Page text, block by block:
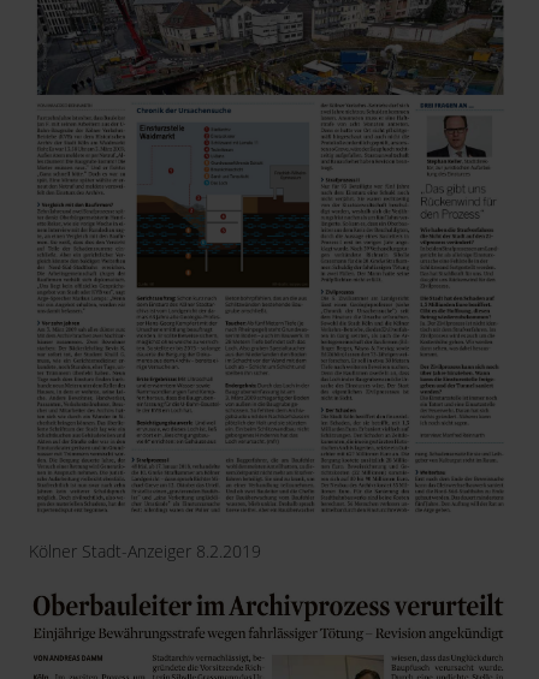
Kölner Stadt-Anzeiger 8.2.2019